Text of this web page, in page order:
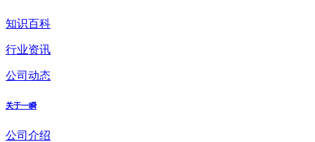
知识百科
行业资讯
公司动态
关于一瞬
公司介绍